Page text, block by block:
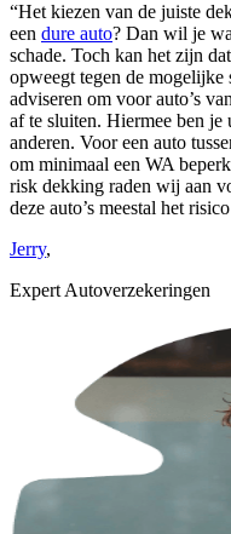
“Het kiezen van de juiste
een dure auto? Dan wil je
schade. Toch kan het zijn
opweegt tegen de
adviseren om voor auto’s
af te sluiten. Hiermee ben je
anderen. Voor een auto
om minimaal een WA
risk dekking raden wij aan
deze auto’s meestal het
Jerry,
Expert Autoverzekeringen